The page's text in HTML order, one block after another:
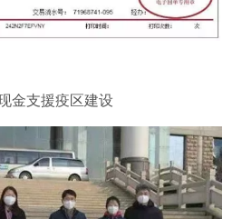
金支援疫区建设